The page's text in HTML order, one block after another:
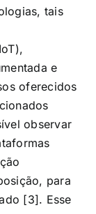
tais
e
oferecidos
observar
para
[3]. Esse